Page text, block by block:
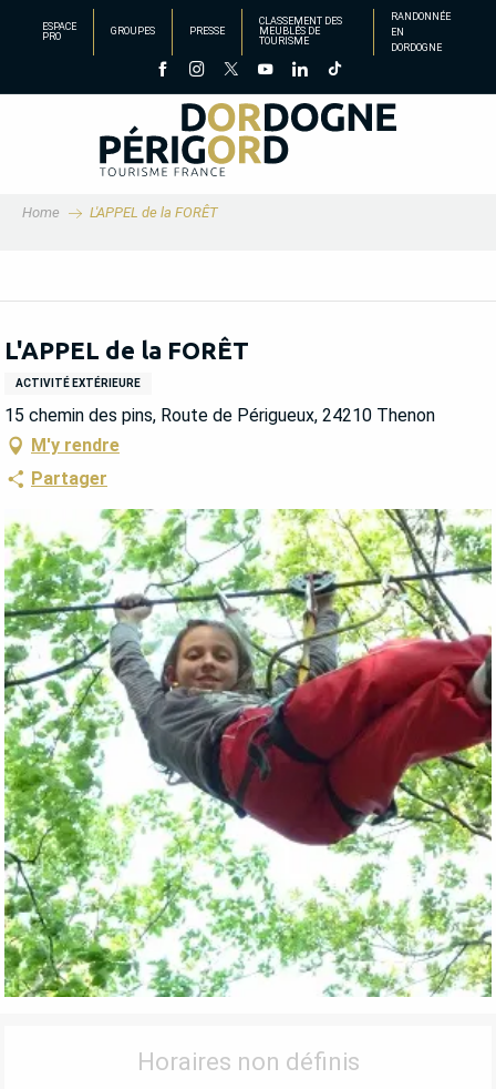
principal
ESPACE
PRO
GROUPES PRESSE
CLASSEMENT DES
MEUBLÉS DE
TOURISME
RANDONNÉE
EN
DORDOGNE
Home L'APPEL de la FORÊT
L'APPEL de la FORÊT
ACTIVITÉ EXTÉRIEURE
15 chemin des pins, Route de Périgueux, 24210 Thenon
M'y rendre
Partager
OUVERTURE ET COORDONNÉES
Horaires non définis